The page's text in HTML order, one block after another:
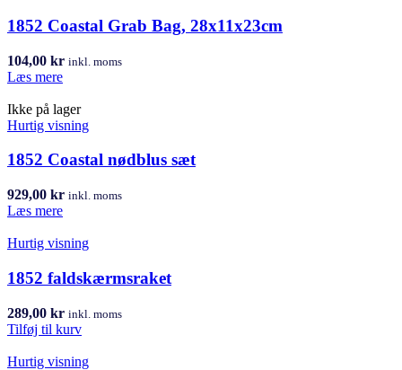
1852 Coastal Grab Bag, 28x11x23cm
104,00 kr inkl. moms
Læs mere
Ikke på lager
Hurtig visning
1852 Coastal nødblus sæt
929,00 kr inkl. moms
Læs mere
Hurtig visning
1852 faldskærmsraket
289,00 kr inkl. moms
Tilføj til kurv
Hurtig visning